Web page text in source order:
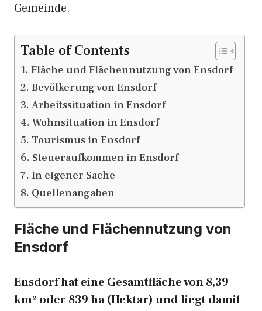
Gemeinde.
Table of Contents
Fläche und Flächennutzung von Ensdorf
Bevölkerung von Ensdorf
Arbeitssituation in Ensdorf
Wohnsituation in Ensdorf
Tourismus in Ensdorf
Steueraufkommen in Ensdorf
In eigener Sache
Quellenangaben
Fläche und Flächennutzung von
Ensdorf
Ensdorf hat eine Gesamtfläche von 8,39
km² oder 839 ha (Hektar) und liegt damit